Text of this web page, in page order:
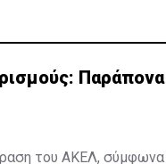
του ΑΚΕΛ,